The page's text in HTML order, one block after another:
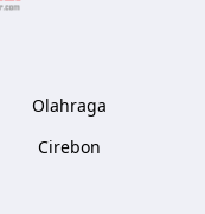
Olahraga
Cirebon